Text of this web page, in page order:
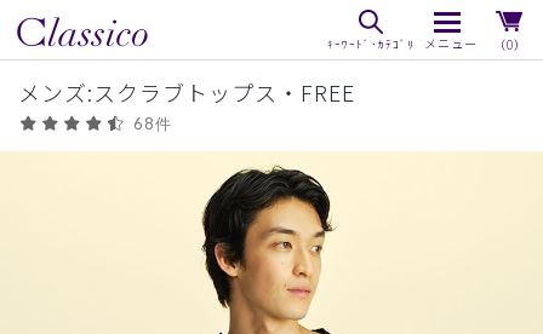
（0）
メンズ:スクラブトップス・FREE
68件